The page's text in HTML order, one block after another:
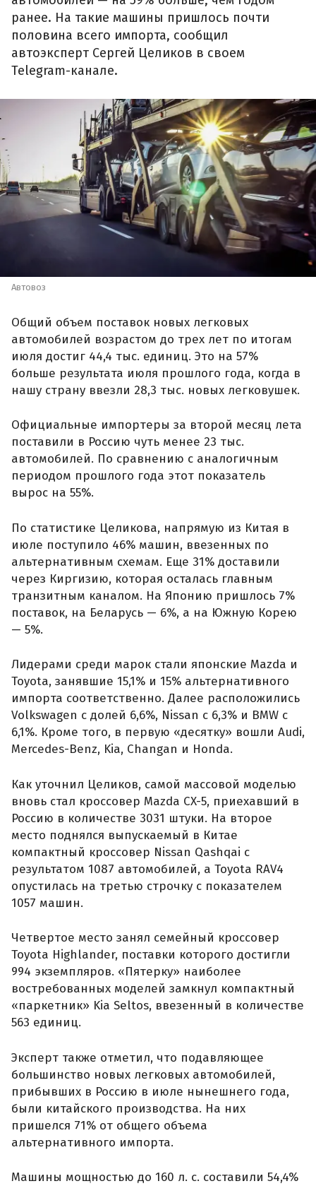
ранее. На такие машины пришлось почти
половина всего импорта, сообщил
автоэксперт Сергей Целиков в своем
Telegram-канале.
Автовоз
Общий объем поставок новых легковых
автомобилей возрастом до трех лет по итогам
июля достиг 44,4 тыс. единиц. Это на 57%
больше результата июля прошлого года, когда в
нашу страну ввезли 28,3 тыс. новых легковушек.
Официальные импортеры за второй месяц лета
поставили в Россию чуть менее 23 тыс.
автомобилей. По сравнению с аналогичным
периодом прошлого года этот показатель
вырос на 55%.
По статистике Целикова, напрямую из Китая в
июле поступило 46% машин, ввезенных по
альтернативным схемам. Еще 31% доставили
через Киргизию, которая осталась главным
транзитным каналом. На Японию пришлось 7%
поставок, на Беларусь — 6%, а на Южную Корею
— 5%.
Лидерами среди марок стали японские Mazda и
Toyota, занявшие 15,1% и 15% альтернативного
импорта соответственно. Далее расположились
Volkswagen с долей 6,6%, Nissan с 6,3% и BMW с
6,1%. Кроме того, в первую «десятку» вошли Audi,
Mercedes-Benz, Kia, Changan и Honda.
Как уточнил Целиков, самой массовой моделью
вновь стал кроссовер Mazda CX-5, приехавший в
Россию в количестве 3031 штуки. На второе
место поднялся выпускаемый в Китае
компактный кроссовер Nissan Qashqai с
результатом 1087 автомобилей, а Toyota RAV4
опустилась на третью строчку с показателем
1057 машин.
Четвертое место занял семейный кроссовер
Toyota Highlander, поставки которого достигли
994 экземпляров. «Пятерку» наиболее
востребованных моделей замкнул компактный
«паркетник» Kia Seltos, ввезенный в количестве
563 единиц.
Эксперт также отметил, что подавляющее
большинство новых легковых автомобилей,
прибывших в Россию в июле нынешнего года,
были китайского производства. На них
пришелся 71% от общего объема
альтернативного импорта.
Машины мощностью до 160 л. с. составили 54,4%